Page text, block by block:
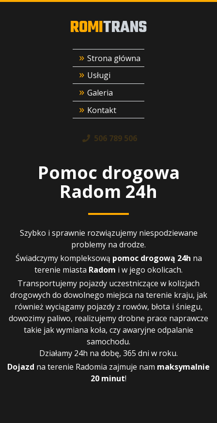
ROMITRANS
Strona główna
Usługi
Galeria
Kontakt
506 789 506
Pomoc drogowa
Radom 24h
Szybko i sprawnie rozwiązujemy niespodziewane
problemy na drodze.
Świadczymy kompleksową pomoc drogową 24h na
terenie miasta Radom i w jego okolicach.
Transportujemy pojazdy uczestniczące w kolizjach
drogowych do dowolnego miejsca na terenie kraju, jak
również wyciągamy pojazdy z rowów, błota i śniegu,
dowozimy paliwo, realizujemy drobne prace naprawcze
takie jak wymiana koła, czyawaryjne odpalanie
samochodu.
Działamy 24h na dobę, 365 dni w roku.
Dojazd na terenie Radomia zajmuje nam maksymalnie
20 minut!